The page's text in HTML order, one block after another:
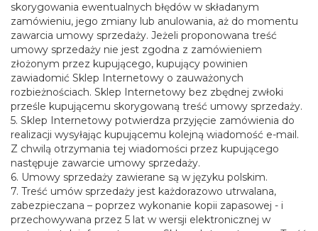
skorygowania ewentualnych błędów w składanym
zamówieniu, jego zmiany lub anulowania, aż do momentu
zawarcia umowy sprzedaży. Jeżeli proponowana treść
umowy sprzedaży nie jest zgodna z zamówieniem
złożonym przez kupującego, kupujący powinien
zawiadomić Sklep Internetowy o zauważonych
rozbieżnościach. Sklep Internetowy bez zbędnej zwłoki
prześle kupującemu skorygowaną treść umowy sprzedaży.
5. Sklep Internetowy potwierdza przyjęcie zamówienia do
realizacji wysyłając kupującemu kolejną wiadomość e-mail.
Z chwilą otrzymania tej wiadomości przez kupującego
następuje zawarcie umowy sprzedaży.
6. Umowy sprzedaży zawierane są w języku polskim.
7. Treść umów sprzedaży jest każdorazowo utrwalana,
zabezpieczana – poprzez wykonanie kopii zapasowej - i
przechowywana przez 5 lat w wersji elektronicznej w